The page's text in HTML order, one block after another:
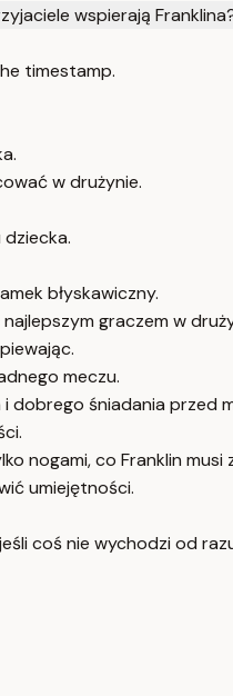
wspierają
timestamp.
w drużynie.
błyskawiczny.
graczem w
meczu.
dobrego śniadania przed
nogami, co Franklin musi
umiejętności.
coś nie wychodzi od